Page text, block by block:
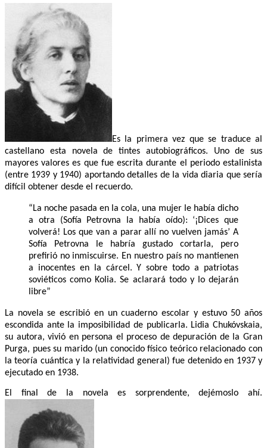
Es la primera vez que se traduce al
castellano esta novela de tintes autobiográficos. Uno de sus
mayores valores es que fue escrita durante el periodo estalinista
(entre 1939 y 1940) aportando detalles de la vida diaria que sería
difícil obtener desde el recuerdo.
“La noche pasada en la cola, una mujer le había dicho
a otra (Sofía Petrovna la había oído): ‘¡Dices que
volverá! Los que van a parar allí no vuelven jamás’ A
Sofía Petrovna le habría gustado cortarla, pero
prefirió no inmiscuirse. En nuestro país no mantienen
a inocentes en la cárcel. Y sobre todo a patriotas
soviéticos como Kolia. Se aclarará todo y lo dejarán
libre”
La novela se escribió en un cuaderno escolar y estuvo 50 años
escondida ante la imposibilidad de publicarla. Lidia Chukóvskaia,
su autora, vivió en persona el proceso de depuración de la Gran
Purga, pues su marido (un conocido físico teórico relacionado con
la teoría cuántica y la relatividad general) fue detenido en 1937 y
ejecutado en 1938.
El final de la novela es sorprendente, dejémoslo ahí.